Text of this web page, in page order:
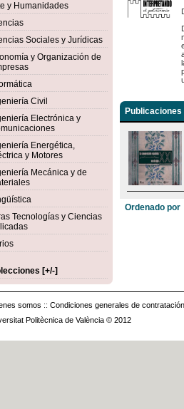
y Humanidades
Sociales y Jurídicas
y Organización de
Civil
Electrónica y
Energética,
y Motores
Mecánica y de
Tecnologías y Ciencias
[+/-]
Ordenado por
somos :: Condiciones generales de contratación
Politècnica de València © 2012